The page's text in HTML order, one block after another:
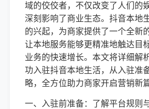
域的佼佼者，不仅改变了人们的
深刻影响了商业生态。抖音本地
的兴起，为商家提供了一个全新
让本地服务能够更精准地触达目
业务的快速增长。本文将详细解
功入驻抖音本地生活，从入驻准
略，全方位助力商家开启营销新
一、入驻前准备：了解平台规则